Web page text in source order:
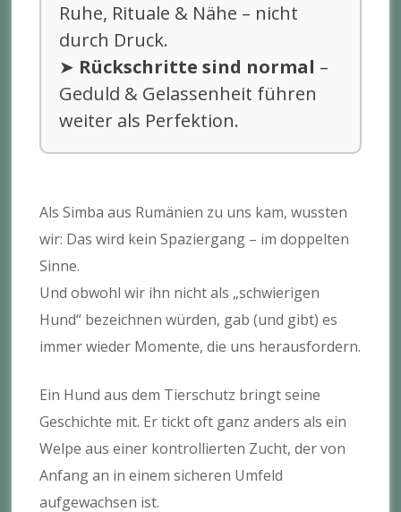
Ruhe, Rituale & Nähe – nicht
durch Druck.
➤ Rückschritte sind normal –
Geduld & Gelassenheit führen
weiter als Perfektion.
Als Simba aus Rumänien zu uns kam, wussten
wir: Das wird kein Spaziergang – im doppelten
Sinne.
Und obwohl wir ihn nicht als „schwierigen
Hund“ bezeichnen würden, gab (und gibt) es
immer wieder Momente, die uns herausfordern.
Ein Hund aus dem Tierschutz bringt seine
Geschichte mit. Er tickt oft ganz anders als ein
Welpe aus einer kontrollierten Zucht, der von
Anfang an in einem sicheren Umfeld
aufgewachsen ist.